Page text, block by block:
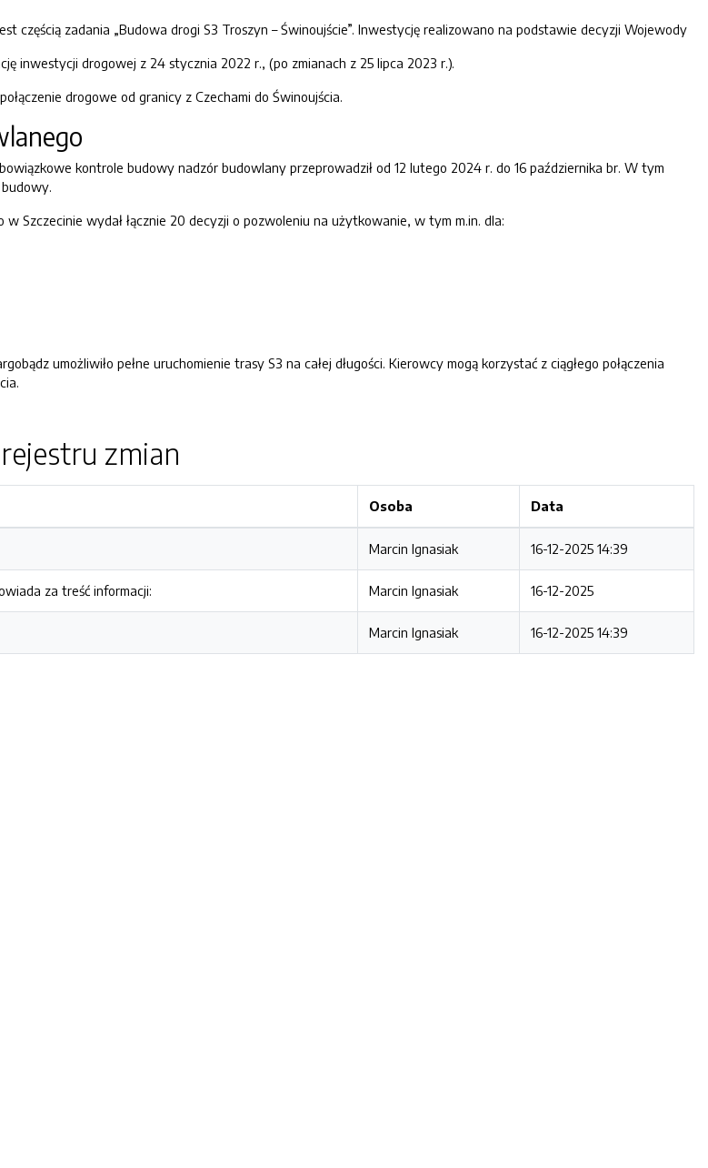
częścią zadania „Budowa drogi S3 Troszyn – Świnoujście”. Inwestycję realizowano na podstawie decyzji Wojewody
inwestycji drogowej z 24 stycznia 2022 r., (po zmianach z 25 lipca 2023 r.).
drogowe od granicy z Czechami do Świnoujścia.
kontrole budowy nadzór budowlany przeprowadził od 12 lutego 2024 r. do 16 października br. W tym
Szczecinie wydał łącznie 20 decyzji o pozwoleniu na użytkowanie, w tym m.in. dla:
umożliwiło pełne uruchomienie trasy S3 na całej długości. Kierowcy mogą korzystać z ciągłego połączenia
zmian
Osoba Data
Marcin Ignasiak 16-12-2025 14:39
za treść informacji: Marcin Ignasiak 16-12-2025
Marcin Ignasiak 16-12-2025 14:39